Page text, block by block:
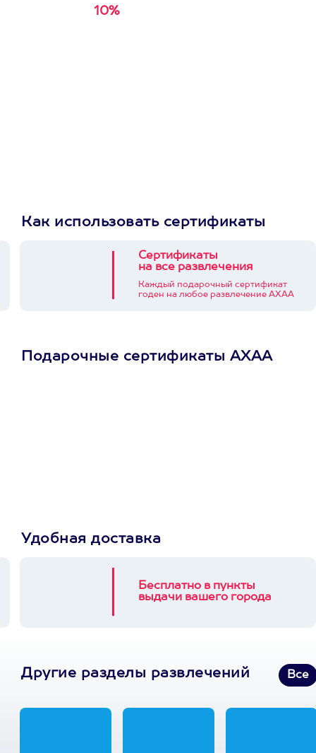
10%
Как использовать сертификаты
Сертификаты
на все развлечения
Каждый подарочный сертификат
годен на любое развлечение АХАА
Подарочные сертификаты АХАА
Удобная доставка
Бесплатно в пункты
выдачи вашего города
Другие разделы развлечений Все